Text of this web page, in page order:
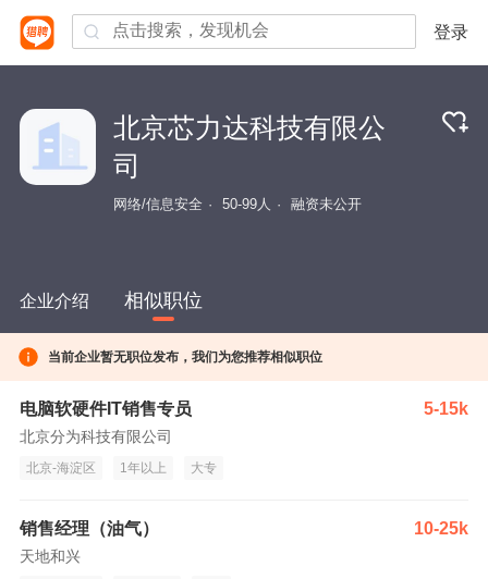
登录
北京芯力达科技有限公
司
网络/信息安全 50-99人 融资未公开
企业介绍 相似职位
当前企业暂无职位发布，我们为您推荐相似职位
电脑软硬件IT销售专员 5-15k
北京分为科技有限公司
北京-海淀区 1年以上 大专
销售经理（油气） 10-25k
天地和兴